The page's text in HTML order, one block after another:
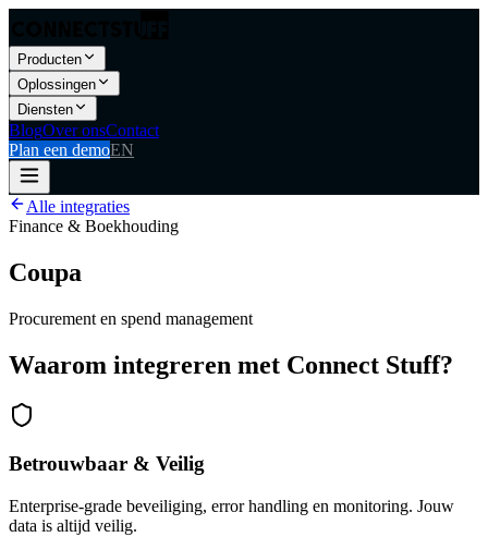
Producten
Oplossingen
Diensten
BlogOver onsContact
Plan een demoEN
Alle integraties
Finance & Boekhouding
Coupa
Procurement en spend management
Waarom integreren met Connect Stuff?
Betrouwbaar & Veilig
Enterprise-grade beveiliging, error handling en monitoring. Jouw
data is altijd veilig.